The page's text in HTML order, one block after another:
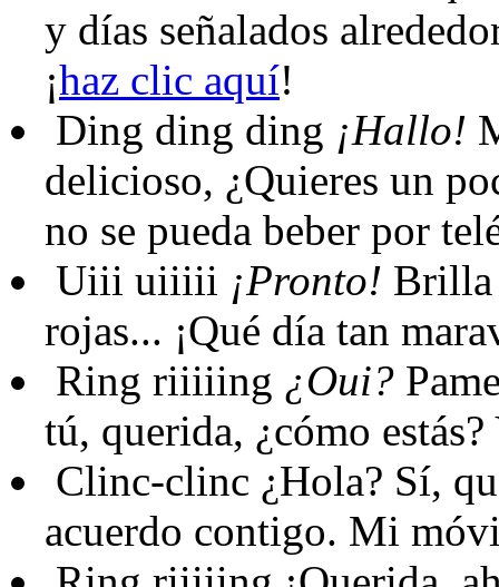
y días señalados
¡haz clic aquí!
Ding ding ding ¡Hallo!
delicioso, ¿Quieres un
no se pueda beber por
Uiii uiiiii ¡Pronto! Brilla
rojas... ¡Qué día tan
Ring riiiiing ¿Oui?
tú, querida, ¿cómo
Clinc-clinc ¿Hola? Sí,
acuerdo contigo. Mi